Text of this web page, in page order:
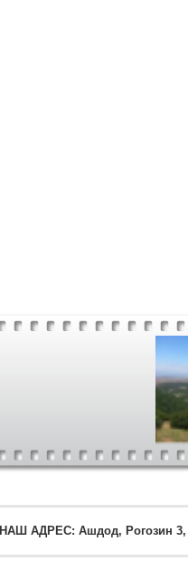
НАШ АДРЕС: Ашдод, Рогозин 3,